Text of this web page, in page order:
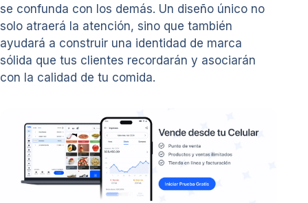
se confunda con los demás. Un diseño único no
solo atraerá la atención, sino que también
ayudará a construir una identidad de marca
sólida que tus clientes recordarán y asociarán
con la calidad de tu comida.